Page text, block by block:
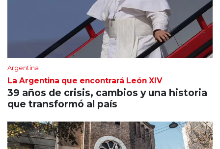
Argentina
La Argentina que encontrará León XIV
39 años de crisis, cambios y una historia
que transformó al país